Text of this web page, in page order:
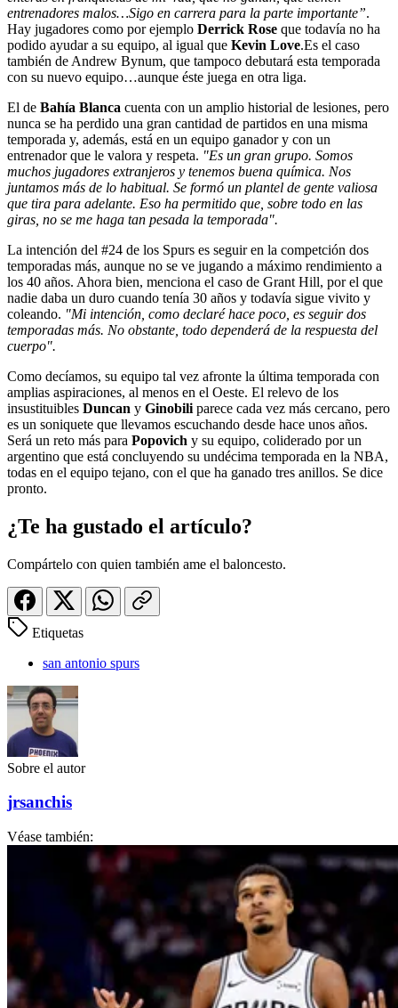
entrenadores malos…Sigo en carrera para la parte importante”.
Hay jugadores como por ejemplo Derrick Rose que todavía no ha
podido ayudar a su equipo, al igual que Kevin Love.Es el caso
también de Andrew Bynum, que tampoco debutará esta temporada
con su nuevo equipo…aunque éste juega en otra liga.
El de Bahía Blanca cuenta con un amplio historial de lesiones, pero
nunca se ha perdido una gran cantidad de partidos en una misma
temporada y, además, está en un equipo ganador y con un
entrenador que le valora y respeta. "Es un gran grupo. Somos
muchos jugadores extranjeros y tenemos buena química. Nos
juntamos más de lo habitual. Se formó un plantel de gente valiosa
que tira para adelante. Eso ha permitido que, sobre todo en las
giras, no se me haga tan pesada la temporada".
La intención del #24 de los Spurs es seguir en la competción dos
temporadas más, aunque no se ve jugando a máximo rendimiento a
los 40 años. Ahora bien, menciona el caso de Grant Hill, por el que
nadie daba un duro cuando tenía 30 años y todavía sigue vivito y
coleando. "Mi intención, como declaré hace poco, es seguir dos
temporadas más. No obstante, todo dependerá de la respuesta del
cuerpo".
Como decíamos, su equipo tal vez afronte la última temporada con
amplias aspiraciones, al menos en el Oeste. El relevo de los
insustituibles Duncan y Ginobili parece cada vez más cercano, pero
es un soniquete que llevamos escuchando desde hace unos años.
Será un reto más para Popovich y su equipo, coliderado por un
argentino que está concluyendo su undécima temporada en la NBA,
todas en el equipo tejano, con el que ha ganado tres anillos. Se dice
pronto.
¿Te ha gustado el artículo?
Compártelo con quien también ame el baloncesto.
Etiquetas
san antonio spurs
Sobre el autor
jrsanchis
Véase también: